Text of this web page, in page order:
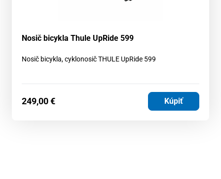
Nosič bicykla Thule UpRide 599
Nosič bicykla, cyklonosič THULE UpRide 599
249,00€ Kúpiť